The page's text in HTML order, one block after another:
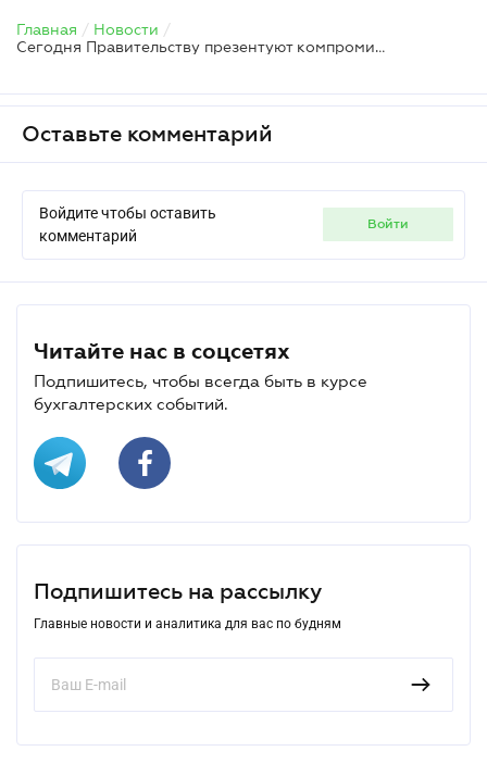
Главная / Новости /
Сегодня Правительству презентуют компромиссный вариант налоговой реформы Минфина
Оставьте комментарий
Войдите чтобы оставить
комментарий
войти
Читайте нас в соцсетях
Подпишитесь, чтобы всегда быть в курсе
бухгалтерских событий.
Подпишитесь на рассылку
Главные новости и аналитика для вас по будням